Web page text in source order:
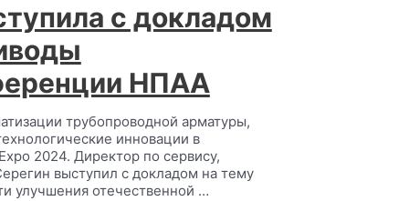
с докладом
НПАА
трубопроводной арматуры,
инновации в
2024. Директор по сервису,
выступил с докладом на тему
улучшения отечественной …